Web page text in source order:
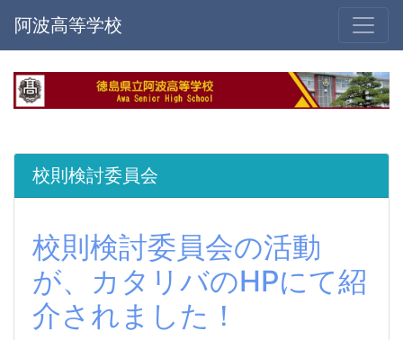
阿波高等学校
校則検討委員会
校則検討委員会の活動
が、カタリバのHPにて紹
介されました！